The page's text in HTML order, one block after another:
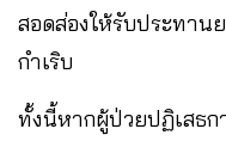
สอดส่องให้รับประทาน
กำเริบ
ทั้งนี้หากผู้ป่วยปฏิเสธก